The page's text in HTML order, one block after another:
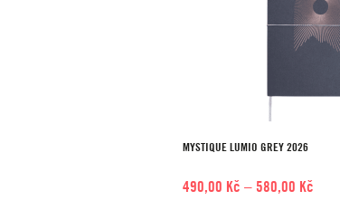
MYSTIQUE LUMIO GREY 2026
490,00 Kč –580,00 Kč